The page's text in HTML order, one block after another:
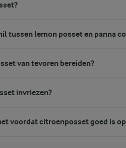
tussen lemon posset en panna
van tevoren bereiden?
invriezen?
voordat citroenposset goed is